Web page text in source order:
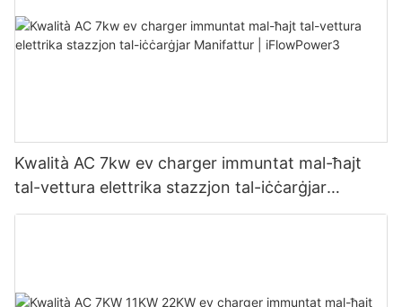
Kwalità AC 7kw ev charger immuntat mal-ħajt
tal-vettura elettrika stazzjon tal-iċċarġjar
Manifattur | iFlowPower3